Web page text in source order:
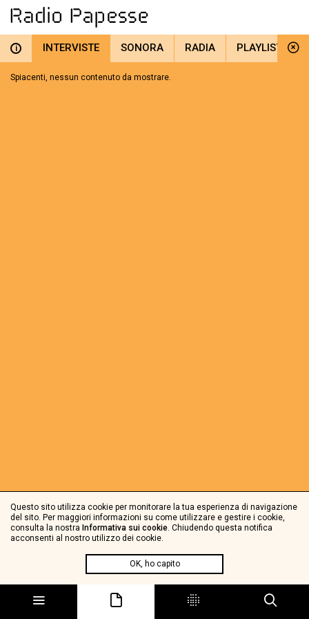
i INTERVISTE SONORA RADIA PLAYLIST
Spiacenti, nessun contenuto da mostrare.
Questo sito utilizza cookie per monitorare la tua esperienza di navigazione
del sito. Per maggiori informazioni su come utilizzare e gestire i cookie,
consulta la nostra Informativa sui cookie. Chiudendo questa notifica
acconsenti al nostro utilizzo dei cookie.
OK, ho capito